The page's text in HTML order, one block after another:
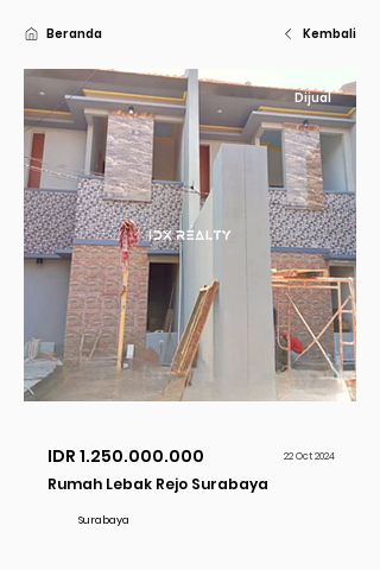
Beranda Kembali
Dijual
IDR 1.250.000.000 22 Oct 2024
Rumah Lebak Rejo Surabaya
Surabaya